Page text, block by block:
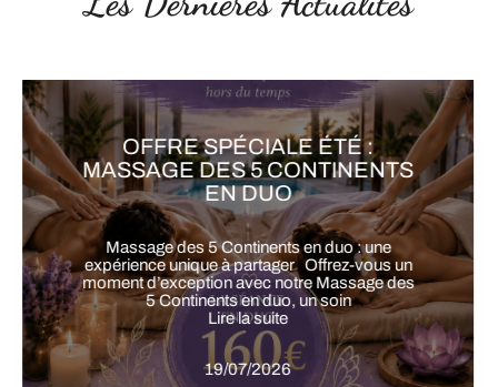
OFFRE SPÉCIALE ÉTÉ : SOIN
ÉNERGÉTIQUE 6ÈME
CONTINENT EN DUO
Offre spéciale été: Soin du 6ᵉ Continent en duo
Une expérience unique à partager à Gémenos
Offrez-vous une parenthèse de
Lire la suite
19/07/2026